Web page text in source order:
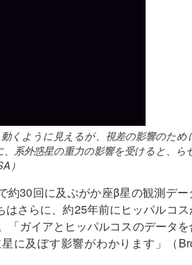
くように見えるが、視差の影響のため
系外惑星の重力の影響を受けると、ら
）
約30回に及ぶがか座β星の観測デー
さらに、約25年前にヒッパルコス
「ガイアとヒッパルコスのデータ
に及ぼす影響がわかります」（